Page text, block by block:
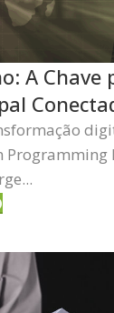
A Chave
Programming